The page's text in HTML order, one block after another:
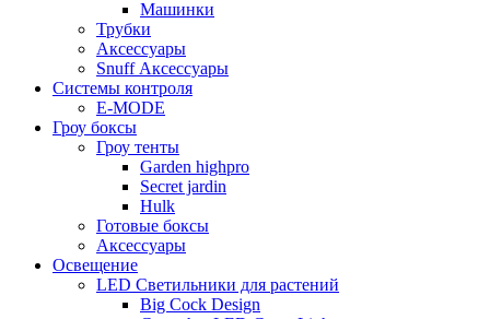
Машинки
Трубки
Аксессуары
Snuff Аксессуары
Системы контроля
E-MODE
Гроу боксы
Гроу тенты
Garden highpro
Secret jardin
Hulk
Готовые боксы
Аксессуары
Освещение
LED Светильники для растений
Big Cock Design